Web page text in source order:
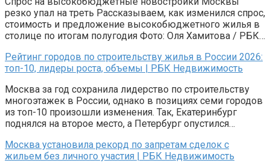
резко упал на треть Рассказываем, как изменился спрос,
стоимость и предложение высокобюджетного жилья в
столице по итогам полугодия Фото: Оля Хамитова / РБК…
Рейтинг городов по строительству жилья в России 2026:
топ-10, лидеры роста, объемы | РБК Недвижимость
Москва за год сохранила лидерство по строительству
многоэтажек в России, однако в позициях семи городов
из топ-10 произошли изменения. Так, Екатеринбург
поднялся на второе место, а Петербург опустился…
Москва установила рекорд по запретам сделок с
жильем без личного участия | РБК Недвижимость